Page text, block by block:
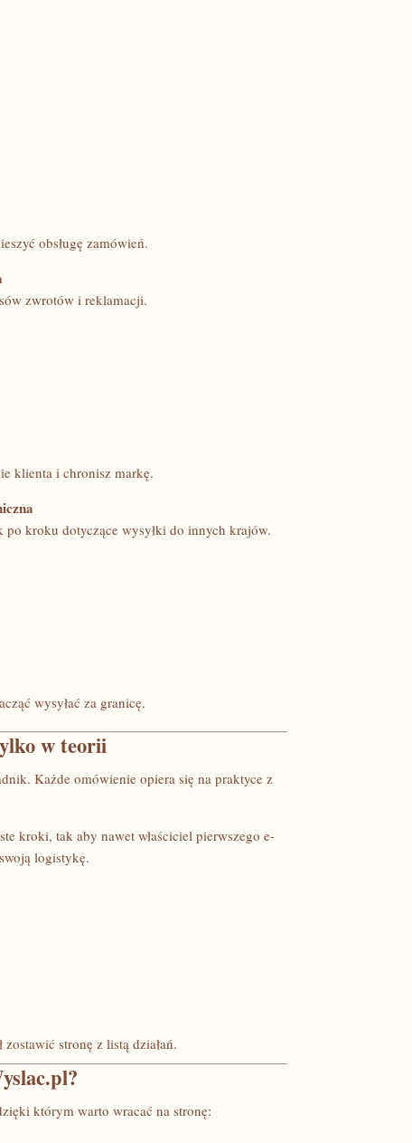
obsługę zamówień.
zwrotów i reklamacji.
klienta i chronisz markę.
kroku dotyczące wysyłki do innych krajów.
wysyłać za granicę.
w teorii
Każde omówienie opiera się na praktyce z
kroki, tak aby nawet właściciel pierwszego e-
logistykę.
stronę z listą działań.
którym warto wracać na stronę: